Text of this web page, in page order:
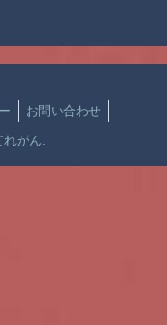
お問い合わせ
がん.